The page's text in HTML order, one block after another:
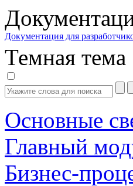
Документация для
Темная тема
Основные
Главный
Бизнес-